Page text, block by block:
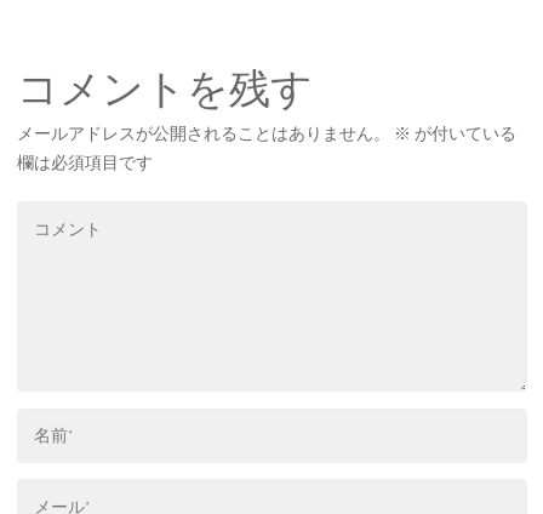
コメントを残す
メールアドレスが公開されることはありません。 ※ が付いている
欄は必須項目です